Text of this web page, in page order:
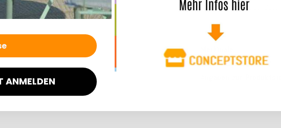
Sitzgelegenheit bei Bedarf!
ANMELDEN